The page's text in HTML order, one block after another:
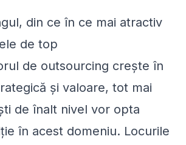
din ce în ce mai atractiv
de top
de outsourcing crește în
și valoare, tot mai
de înalt nivel vor opta
în acest domeniu. Locurile